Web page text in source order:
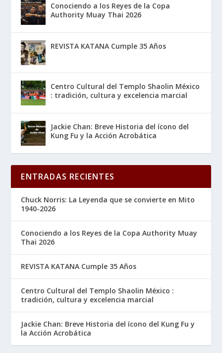
Conociendo a los Reyes de la Copa
Authority Muay Thai 2026
REVISTA KATANA Cumple 35 Años
Centro Cultural del Templo Shaolin México
: tradición, cultura y excelencia marcial
Jackie Chan: Breve Historia del ícono del
Kung Fu y la Acción Acrobática
ENTRADAS RECIENTES
Chuck Norris: La Leyenda que se convierte en Mito
1940-2026
Conociendo a los Reyes de la Copa Authority Muay
Thai 2026
REVISTA KATANA Cumple 35 Años
Centro Cultural del Templo Shaolin México :
tradición, cultura y excelencia marcial
Jackie Chan: Breve Historia del ícono del Kung Fu y
la Acción Acrobática